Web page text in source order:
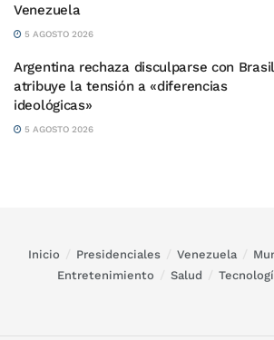
Venezuela
5 AGOSTO 2026
Argentina rechaza disculparse con
atribuye la tensión a «diferencias
ideológicas»
5 AGOSTO 2026
Inicio Presidenciales Venezuela
Entretenimiento
Salud